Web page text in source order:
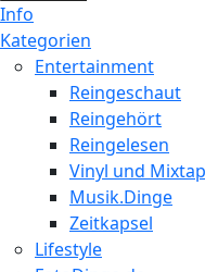
Info
Kategorien
Entertainment
Reingeschaut
Reingehört
Reingelesen
Vinyl und
Musik.Dinge
Zeitkapsel
Lifestyle